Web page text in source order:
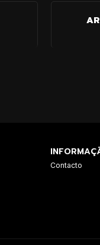
Contacto